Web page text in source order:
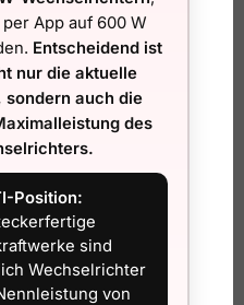
wenn Halterungen nicht
bei der Anmeldung
nicht zum Schweizer
Solarlösungen
Strom macht, sondern
und langfristig
sparen mit
die Rechnung oft
App auf 600 W
Entscheidend ist
nur die aktuelle
sondern auch die
des
Position:
sind
Wechselrichter
von